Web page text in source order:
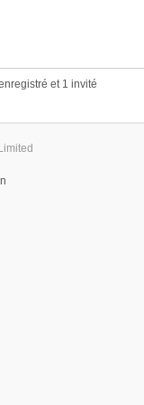
et 1 invité